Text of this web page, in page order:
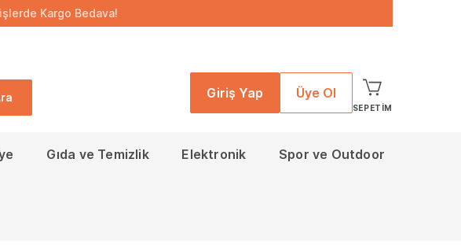
Kargo Bedava!
Giriş Yap Üye Ol
SEPETIM
Gıda ve Temizlik Elektronik Spor ve Outdoor